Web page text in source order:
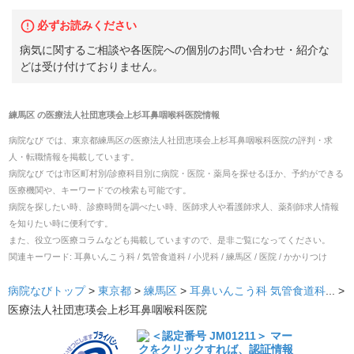
必ずお読みください
病気に関するご相談や各医院への個別のお問い合わせ・紹介な
どは受け付けておりません。
練馬区の医療法人社団恵瑛会上杉耳鼻咽喉科医院情報
病院なび では、 東京都練馬区の医療法人社団恵瑛会上杉耳鼻咽喉科医院の評判・求
人・転職情報を掲載しています。
病院なび では市区町村別/診療科目別に病院・医院・薬局を探せるほか、予約ができる
医療機関や、キーワードでの検索も可能です。
病院を探したい時、診療時間を調べたい時、医師求人や看護師求人、薬剤師求人情報
を知りたい時に便利です。
また、役立つ医療コラムなども掲載していますので、是非ご覧になってください。
関連キーワード: 耳鼻いんこう科 / 気管食道科 / 小児科 / 練馬区 / 医院 / かかりつけ
病院なびトップ > 東京都 > 練馬区 > 耳鼻いんこう科 気管食道科 ... >
医療法人社団恵瑛会上杉耳鼻咽喉科医院